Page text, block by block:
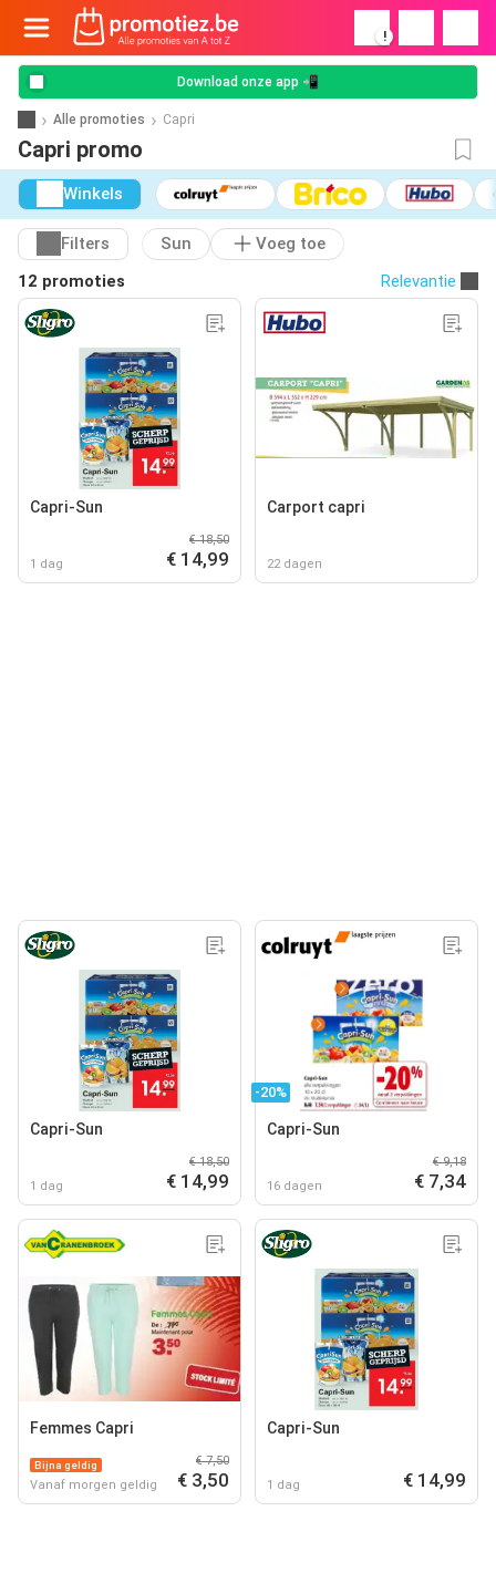
!
Download onze app 📲
Alle promoties Capri
Capri promo
Winkels
Filters Sun
Voeg toe
12 promoties
Relevantie
Capri-Sun
1 dag
€ 18,50
€ 14,99
Carport capri
22 dagen
Capri-Sun
1 dag
€ 18,50
€ 14,99
-20%
Capri-Sun
16 dagen
€ 9,18
€ 7,34
Femmes Capri
Bijna geldig
Vanaf morgen geldig
€ 7,50
€ 3,50
Capri-Sun
1 dag € 14,99